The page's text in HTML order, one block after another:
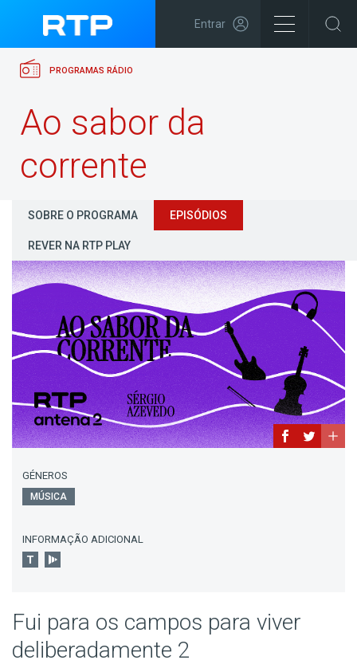
Entrar
PROGRAMAS RÁDIO
Ao sabor da
corrente
SOBRE O PROGRAMA EPISÓDIOS
REVER NA RTP PLAY
GÉNEROS
MÚSICA
INFORMAÇÃO ADICIONAL
Fui para os campos para viver
deliberadamente 2